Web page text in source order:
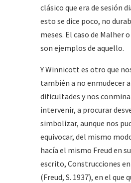
clásico que era de sesión
esto se dice poco, no
meses. El caso de Malher
son ejemplos de aquello.
Y Winnicott es otro que
también a no enmudecer
dificultades y nos
intervenir, a procurar
simbolizar, aunque nos
equivocar, del mismo
hacía el mismo Freud en
escrito, Construcciones
(Freud, S. 1937), en el que